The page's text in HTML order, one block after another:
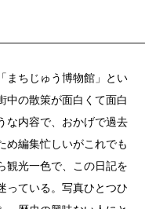
まちじゅう博物館」とい
中の散策が面白くて面白
な内容で、おかげで過去
め編集忙しいがこれでも
観光一色で、この日記を
っている。写真ひとつひ